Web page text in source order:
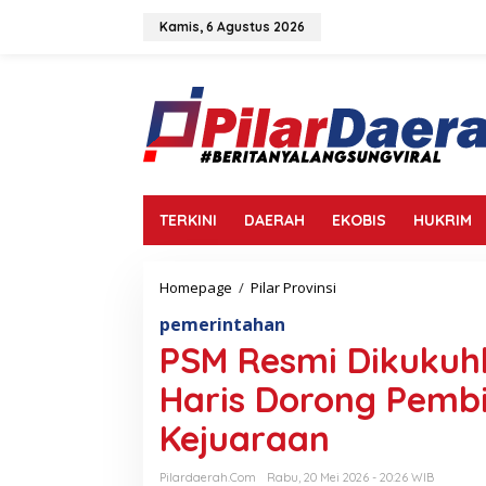
Kamis, 6 Agustus 2026
TERKINI DAERAH EKOBIS HUKRIM
Homepage / Pilar Provinsi
m
pemerintahan
PSM Resmi
Haris Dorong
Kejuaraan
Pilardaerah.com
Rabu, 20 Mei 2026 - 20:26 WIB